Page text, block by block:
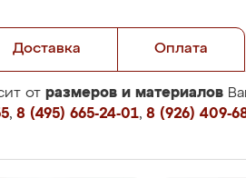
Доставка Оплата
от размеров и материалов
, 8 (495) 665-24-01, 8 (926) 409-